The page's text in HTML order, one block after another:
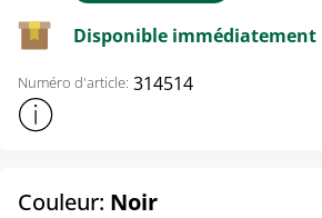
Disponible immédiatement
Numéro d'article: 314514
Afficher plus d'informations sur le produit
Couleur: Noirselect